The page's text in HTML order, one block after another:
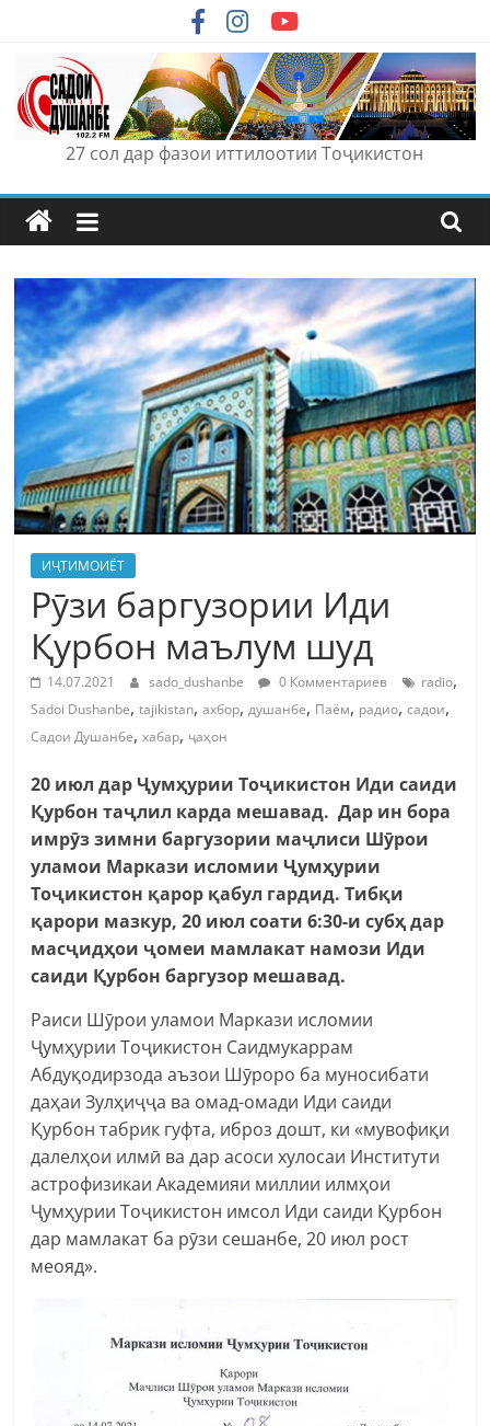
content
27 сол дар фазои иттилоотии Тоҷикистон
ИҶТИМОИЁТ
Рӯзи баргузории Иди
Қурбон маълум шуд
14.07.2021 sado_dushanbe 0 Комментариев radio,
Sadoi Dushanbe,tajikistan,ахбор,душанбе, Паём, радио,садои,
Садои Душанбе,хабар, ҷаҳон
20 июл дар Ҷумҳурии Тоҷикистон Иди саиди
Қурбон таҷлил карда мешавад. Дар ин бора
имрӯз зимни баргузории маҷлиси Шӯрои
уламои Маркази исломии Ҷумҳурии
Тоҷикистон қарор қабул гардид. Тибқи
қарори мазкур, 20 июл соати 6:30-и субҳ дар
масҷидҳои ҷомеи мамлакат намози Иди
саиди Қурбон баргузор мешавад.
Раиси Шӯрои уламои Маркази исломии
Ҷумҳурии Тоҷикистон Саидмукаррам
Абдуқодирзода аъзои Шӯроро ба муносибати
даҳаи Зулҳиҷҷа ва омад-омади Иди саиди
Қурбон табрик гуфта, иброз дошт, ки «мувофиқи
далелҳои илмӣ ва дар асоси хулосаи Институти
астрофизикаи Академияи миллии илмҳои
Ҷумҳурии Тоҷикистон имсол Иди саиди Қурбон
дар мамлакат ба рӯзи сешанбе, 20 июл рост
меояд».